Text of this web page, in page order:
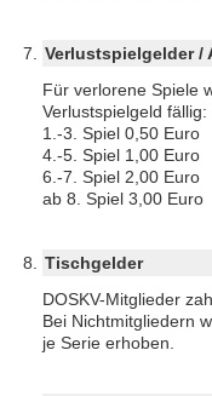
Verlustspielgelder /
Für verlorene Spiele
Verlustspielgeld fällig:
1.-3. Spiel 0,50 Euro
4.-5. Spiel 1,00 Euro
6.-7. Spiel 2,00 Euro
ab 8. Spiel 3,00 Euro
Tischgelder
DOSKV-Mitglieder
Bei Nichtmitgliedern
je Serie erhoben.